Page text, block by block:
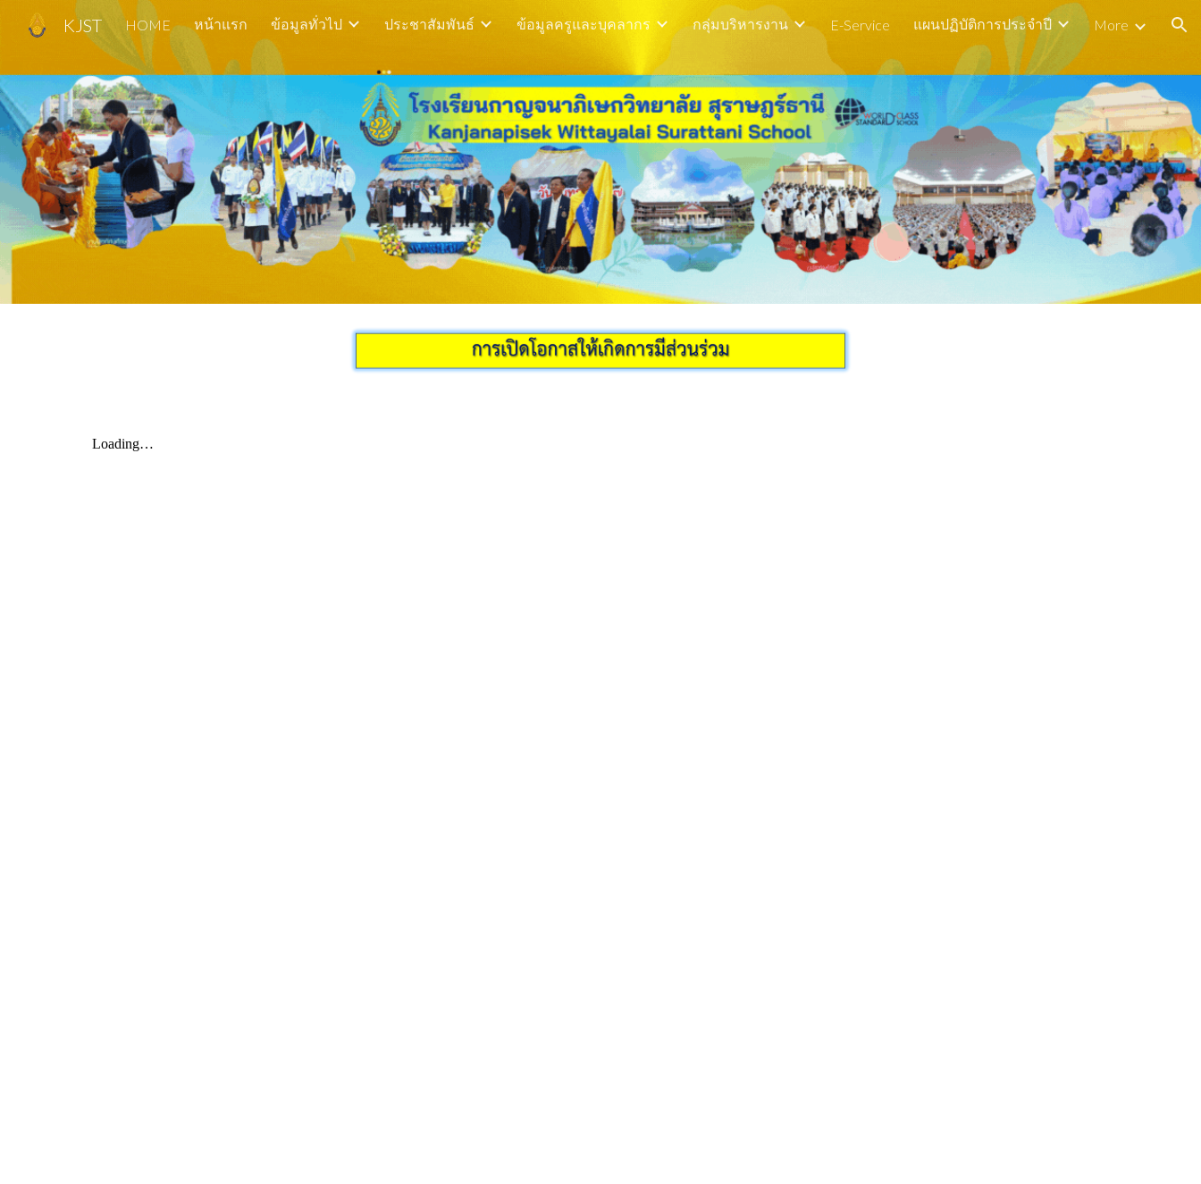
Skip to main content Skip to navigation
KJST HOME หน้าแรก ข้อมูลทั่วไป ประชาสัมพันธ์ ข้อมูลครูและบุคลากร กลุ่มบริหารงาน E-Service แผนปฏิบัติการประจำปี More